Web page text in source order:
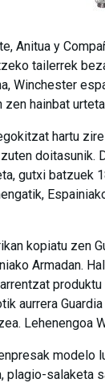
Anitua y
tailerrek
Winchester
hainbat
hartu
doitasunik.
gutxi batzuek
kopiatu zen
Armadan.
aurrera
Lehenengoa
salaketa